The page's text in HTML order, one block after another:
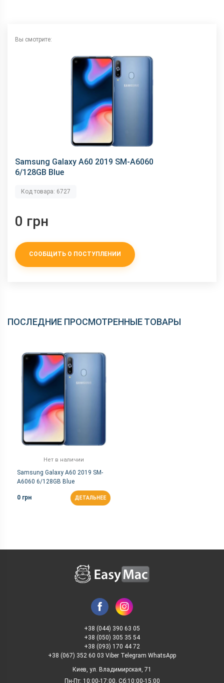
Интерфейсный разъем Type-C
Вы смотрите:
Samsung Galaxy A60 2019 SM-A6060
6/128GB Blue
Код товара: 6727
0 грн
СООБЩИТЬ О ПОСТУПЛЕНИИ
ПОСЛЕДНИЕ ПРОСМОТРЕННЫЕ ТОВАРЫ
Нет в наличии
Samsung Galaxy A60 2019 SM-
A6060 6/128GB Blue
0 грн ДЕТАЛЬНЕЕ
+38 (044) 390 63 05
+38 (050) 305 35 54
+38 (093) 170 44 72
+38 (067) 352 60 03 Viber Telegram WhatsApp
Киев, ул. Владимирская, 71
Пн-Пт: 10:00-17:00, Сб:10:00-15:00